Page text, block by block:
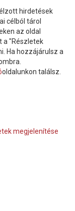
azadatkezelési
fenntartva!
hirdetések
célból tárol
az oldal
a "Részletek
Ha hozzájárulsz a
oldalunkon találsz.
megjelenítése